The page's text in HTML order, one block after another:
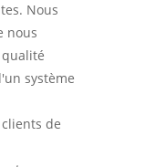
Nous
nous
système
de